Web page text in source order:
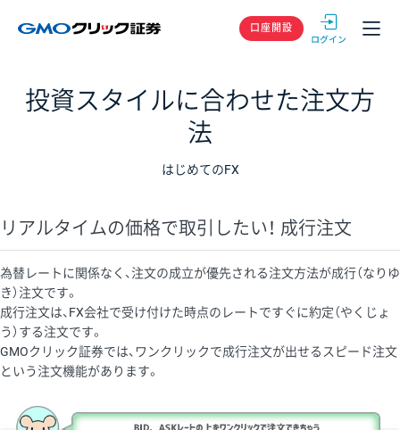
GMOクリック
口座開設
投資スタイルに合わせた注文方
法
はじめてのFX
リアルタイムの価格で取引したい！ 成行注文
為替レートに関係なく、注文の成立が優先される注文方法が成行（なりゆ
き）注文です。
成行注文は、FX会社で受け付けた時点のレートですぐに約定（やくじょ
う）する注文です。
GMOクリック証券では、ワンクリックで成行注文が出せるスピード注文
という注文機能があります。